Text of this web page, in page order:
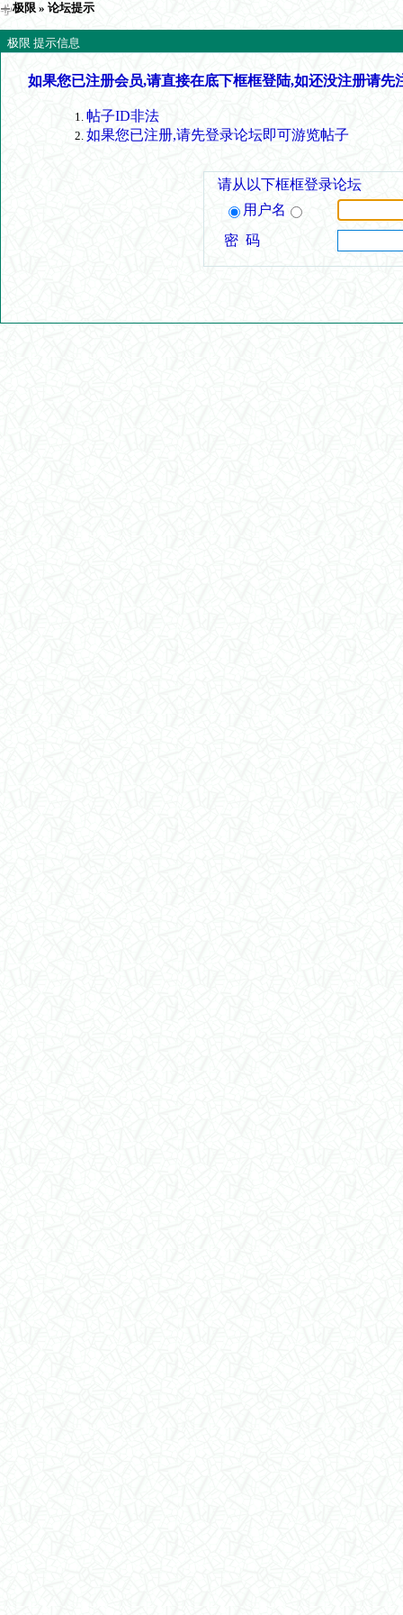
极限 » 论坛提示
极限 提示信息
如果您已注册会员,请直接在底下框框登陆,如还没注册请先
帖子ID非法
如果您已注册,请先登录论坛即可游览帖子
请从以下框框登录论坛
用户名
密 码